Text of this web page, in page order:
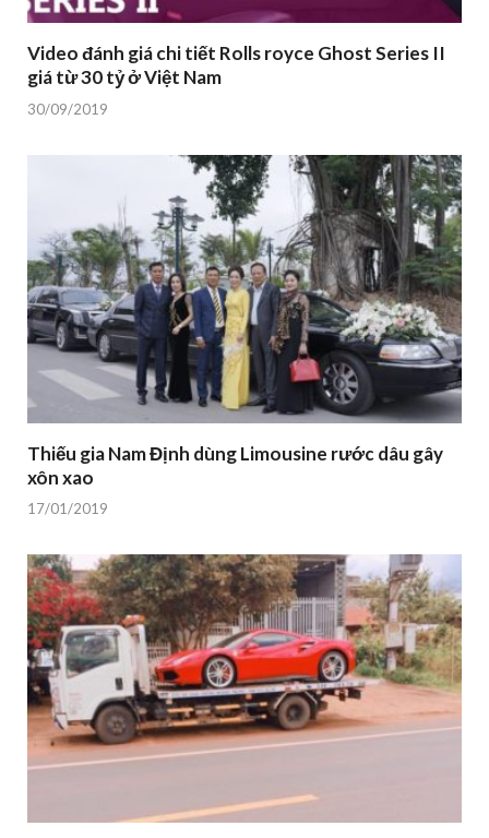
Video đánh giá chi tiết Rolls royce Ghost Series II
giá từ 30 tỷ ở Việt Nam
30/09/2019
Thiếu gia Nam Định dùng Limousine rước dâu gây
xôn xao
17/01/2019